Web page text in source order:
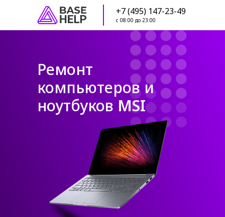
+7 (495) 147-23-49
с 08:00 до 23:00
Ремонт
компьютеров и
ноутбуков MSI